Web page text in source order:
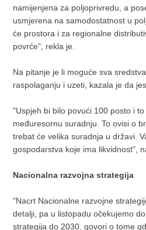
namijenjena za poljoprivredu, a
usmjerena na samodostatnost u
će prostora i za regionalne
povrće", rekla je.
Na pitanje je li moguće sva
raspolaganju i uzeti, kazala je da
"Uspjeh bi bilo povući 100 posto i
međuresornu suradnju. To ovisi o
trebat će velika suradnja u državi.
gospodarstva koje ima likvidnost",
Nacionalna razvojna strategija
"Nacrt Nacionalne razvojne
detalji, pa u listopadu očekujemo
strategija do 2030. govori o tome